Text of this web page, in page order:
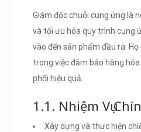
Giám đốc chuỗi cung ứng là
và tối ưu hóa quy trình cung
vào đến sản phẩm đầu ra.
trong việc đảm bảo hàng
phối hiệu quả.
1.1. Nhiệm Vụ
Xây dựng và thực hiện